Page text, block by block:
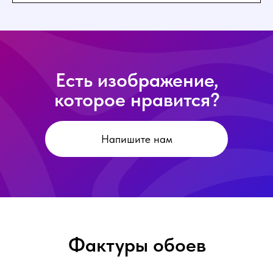
Есть изображение,
которое нравится?
Напишите нам
Фактуры обоев